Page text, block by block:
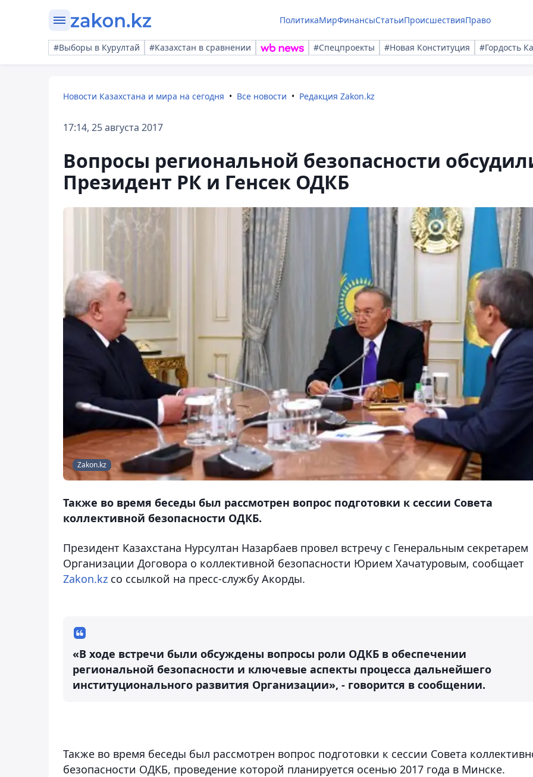
ПолитикаМирФинансыСтатьиПроисшествияПраво
#Выборы в Курултай #Казахстан в сравнении #Спецпроекты #Новая Конституция #Гордость
Новости Казахстана и мира на сегодня Все новости Редакция Zakon.kz
17:14, 25 августа 2017
Вопросы региональной безопасности
Президент РК и Генсек ОДКБ
Zakon.kz
Также во время беседы был рассмотрен вопрос подготовки к сессии Совета
коллективной безопасности ОДКБ.
Президент Казахстана Нурсултан Назарбаев провел встречу с Генеральным секретарем
Организации Договора о коллективной безопасности Юрием Хачатуровым, сообщает
Zakon.kz со ссылкой на пресс-службу Акорды.
«В ходе встречи были обсуждены вопросы роли ОДКБ в обеспечении
региональной безопасности и ключевые аспекты процесса дальнейшего
институционального развития Организации», - говорится в сообщении.
Также во время беседы был рассмотрен вопрос подготовки к сессии Совета
безопасности ОДКБ, проведение которой планируется осенью 2017 года в Минске.